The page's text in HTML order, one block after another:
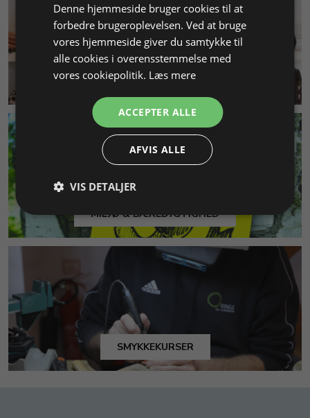
KUNDESERVICE
MILJØ & BÆREDYGTIGHED
SMYKKEKURSER
Denne hjemmeside bruger cookies til at
forbedre brugeroplevelsen. Ved at bruge
vores hjemmeside giver du samtykke til
alle cookies i overensstemmelse med
vores cookiepolitik. Læs mere
ACCEPTER ALLE
AFVIS ALLE
VIS DETALJER